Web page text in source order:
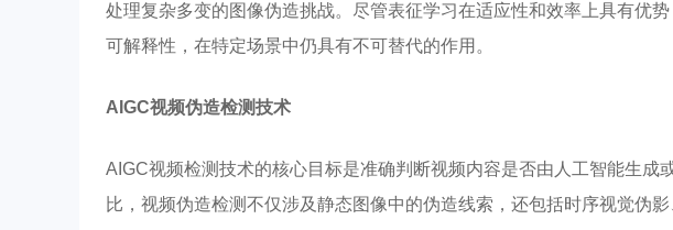
处理复杂多变的图像伪造挑战。尽管表征学习在适应性和效率上具有优
可解释性，在特定场景中仍具有不可替代的作用。
AIGC视频伪造检测技术
AIGC视频检测技术的核心目标是准确判断视频内容是否由人工智能生成
比，视频伪造检测不仅涉及静态图像中的伪造线索，还包括时序视觉伪